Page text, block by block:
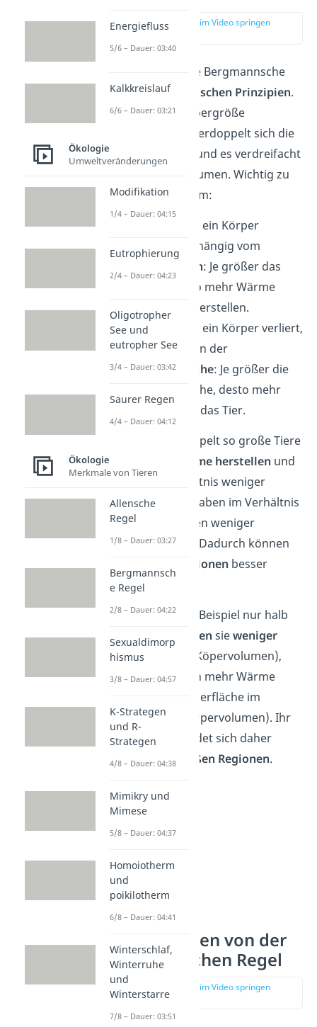
zur Stelle im Video springen
(02:13)
Begründet wird die Bergmannsche
Regel mitphysikalischen Prinzipien.
Wenn sich die Körpergröße
verdoppelt, dann verdoppelt sich die
Körperoberfläche und es verdreifacht
sich das Körpervolumen. Wichtig zu
wissen ist außerdem:
Wie viel Wärme ein Körper
herstellt, ist abhängig vom
Körpervolumen: Je größer das
Volumen, desto mehr Wärme
kann das Tier herstellen.
Wie viel Wärme ein Körper verliert,
ist abhängig von der
Körperoberfläche: Je größer die
Körperoberfläche, desto mehr
Wärme verliert das Tier.
Doppelt so große Tiere
können
mehr Wärme herstellen und
verlieren im Verhältnis weniger
Wärme. Denn sie haben im Verhältnis
zum Körpervolumen weniger
Körperoberfläche. Dadurch können
kälteren Regionen besser
überleben.
Sind die Tiere zum Beispiel nur halb
so groß,produzieren sieweniger
Wärme(kleineres Köpervolumen),
verlieren aber auch mehr Wärme
(größere Körperoberfläche im
Verhältnis zum Körpervolumen). Ihr
Lebensraum befindet sich daher
vorwiegend in heißen Regionen.
Abweichungen von der
Bergmannschen Regel
zur Stelle im Video springen
(03:22)
Energiefluss
5/6 – Dauer: 03:40
Kalkkreislauf
6/6 – Dauer: 03:21
Ökologie
Umweltveränderungen
Modifikation
1/4 – Dauer: 04:15
Eutrophierung
2/4 – Dauer: 04:23
Oligotropher
See und
eutropher See
3/4 – Dauer: 03:42
Saurer Regen
4/4 – Dauer: 04:12
Ökologie
Merkmale von Tieren
Allensche
Regel
1/8 – Dauer: 03:27
Bergmannsch
e Regel
2/8 – Dauer: 04:22
Sexualdimorp
hismus
3/8 – Dauer: 04:57
K-Strategen
und R-
Strategen
4/8 – Dauer: 04:38
Mimikry und
Mimese
5/8 – Dauer: 04:37
Homoiotherm
und
poikilotherm
6/8 – Dauer: 04:41
Winterschlaf,
Winterruhe
und
Winterstarre
7/8 – Dauer: 03:51